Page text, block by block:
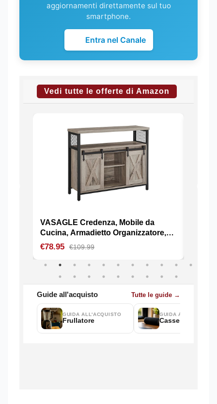
aggiornamenti direttamente sul tuo
smartphone.
Entra nel Canale